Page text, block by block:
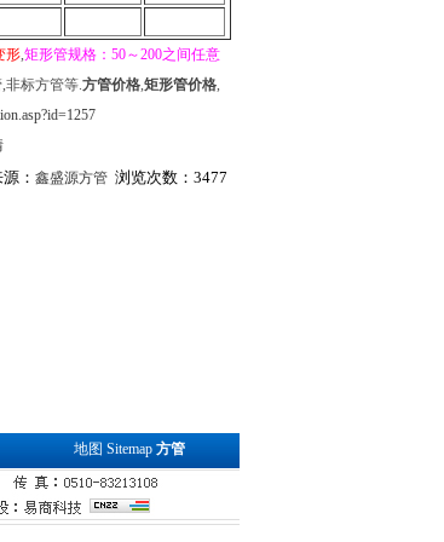
形,矩形管规格：50～200之间任意
非标方管等.方管价格,矩形管价格,
： 鑫盛源方管浏览次数：3477
地图 Sitemap 方管